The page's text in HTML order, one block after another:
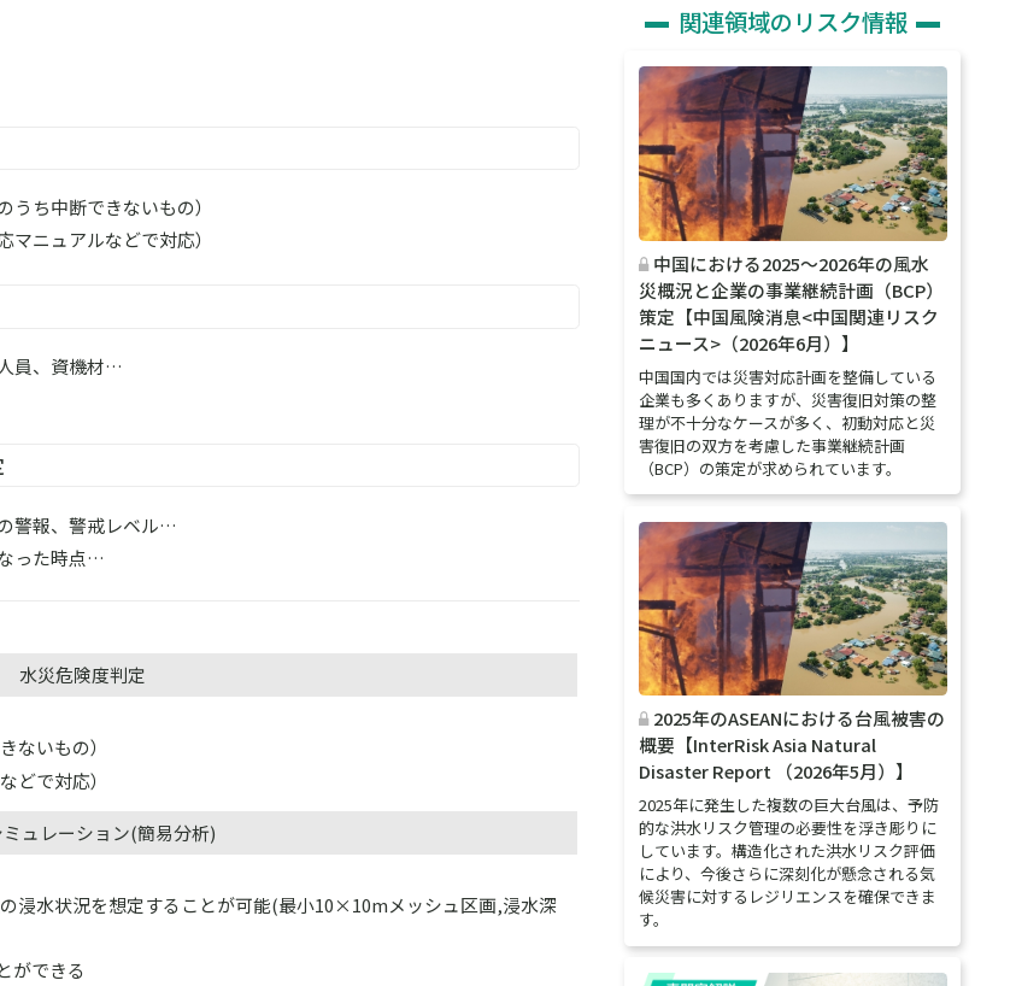
ち中断できないもの）
ニュアルなどで対応）
員、資機材…
警報、警戒レベル…
った時点…
水災危険度判定
ないもの）
どで対応）
ュレーション(簡易分析)
浸水状況を想定することが可能(最小10×10mメッシュ区画,浸水深
ができる
関連領域のリスク情報
中国における2025～2026年の風水
災概況と企業の事業継続計画（BCP）
策定【中国風険消息<中国関連リスク
ニュース>（2026年6月）】
中国国内では災害対応計画を整備している
企業も多くありますが、災害復旧対策の整
理が不十分なケースが多く、初動対応と災
害復旧の双方を考慮した事業継続計画
（BCP）の策定が求められています。
2025年のASEANにおける台風被害の
概要【InterRisk Asia Natural
Disaster Report （2026年5月）】
2025年に発生した複数の巨大台風は、予防
的な洪水リスク管理の必要性を浮き彫りに
しています。構造化された洪水リスク評価
により、今後さらに深刻化が懸念される気
候災害に対するレジリエンスを確保できま
す。